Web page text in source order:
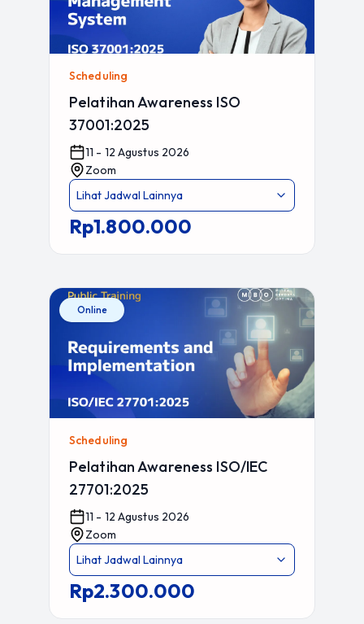
Scheduling
Pelatihan Awareness ISO
37001:2025
11 - 12 Agustus 2026
Zoom
Lihat Jadwal Lainnya
Rp1.800.000
Online
Scheduling
Pelatihan Awareness ISO/IEC
27701:2025
11 - 12 Agustus 2026
Zoom
Lihat Jadwal Lainnya
Rp2.300.000